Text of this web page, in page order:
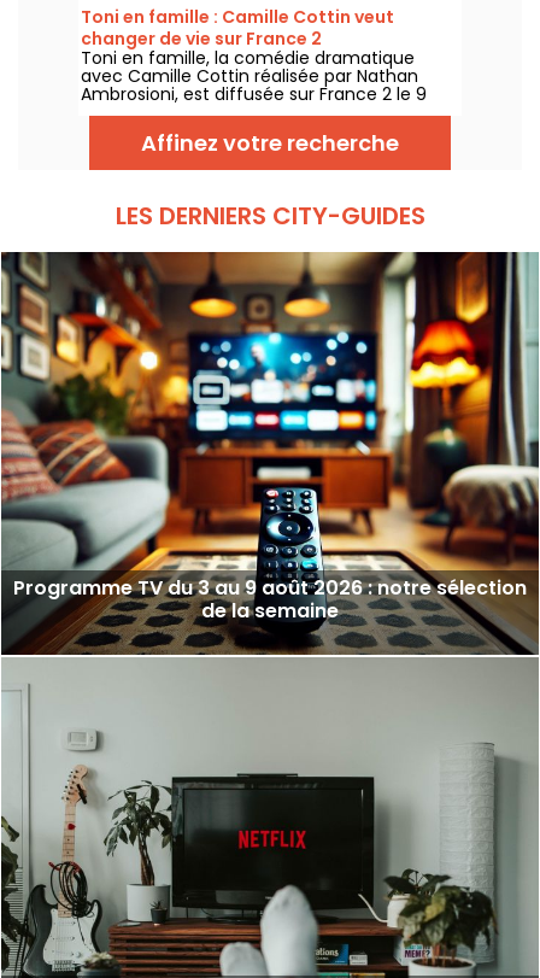
35e édition, le festival met à l’honneur le
thème “L’appel de la forêt”. Découvrez la
programmation complète et gratuite !
Toni en famille : Camille Cottin veut
changer de vie sur France 2
Toni en famille, la comédie dramatique
avec Camille Cottin réalisée par Nathan
Ambrosioni, est diffusée sur France 2 le 9
août 2026 à 21h10.
Affinez votre recherche
LES DERNIERS CITY-GUIDES
Programme TV du 3 au 9 août 2026 : notre sélection
de la semaine